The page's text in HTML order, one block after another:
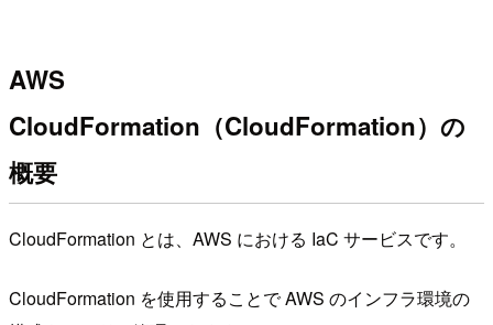
AWS
CloudFormation（CloudFormation）の
概要
CloudFormation とは、AWS における IaC サービスです。
CloudFormation を使用することで AWS のインフラ環境の